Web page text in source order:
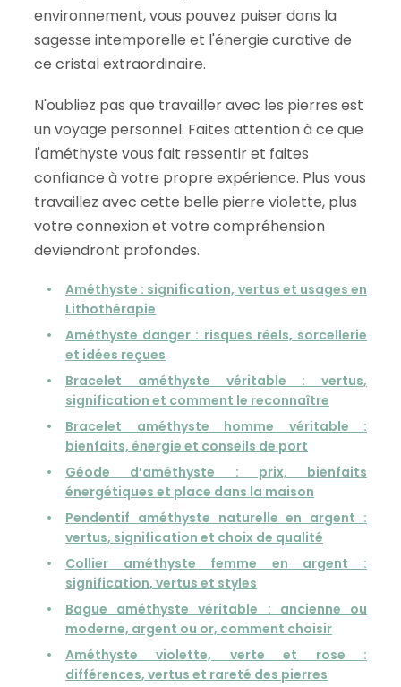
environnement, vous pouvez puiser dans la
sagesse intemporelle et l'énergie curative de
ce cristal extraordinaire.
N'oubliez pas que travailler avec les pierres est
un voyage personnel. Faites attention à ce que
l'améthyste vous fait ressentir et faites
confiance à votre propre expérience. Plus vous
travaillez avec cette belle pierre violette, plus
votre connexion et votre compréhension
deviendront profondes.
Améthyste : signification, vertus et usages en
Lithothérapie
Améthyste danger : risques réels, sorcellerie
et idées reçues
Bracelet améthyste véritable : vertus,
signification et comment le reconnaître
Bracelet améthyste homme véritable :
bienfaits, énergie et conseils de port
Géode d’améthyste : prix, bienfaits
énergétiques et place dans la maison
Pendentif améthyste naturelle en argent :
vertus, signification et choix de qualité
Collier améthyste femme en argent :
signification, vertus et styles
Bague améthyste véritable : ancienne ou
moderne, argent ou or, comment choisir
Améthyste violette, verte et rose :
différences, vertus et rareté des pierres